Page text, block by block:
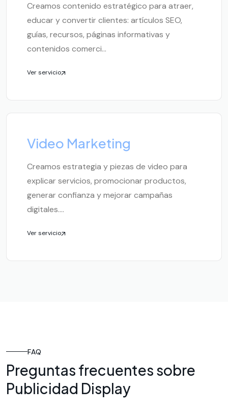
Creamos contenido estratégico para atraer,
educar y convertir clientes: artículos SEO,
guías, recursos, páginas informativas y
contenidos comerci...
Ver servicio
Video Marketing
Creamos estrategia y piezas de video para
explicar servicios, promocionar productos,
generar confianza y mejorar campañas
digitales....
Ver servicio
FAQ
Preguntas frecuentes sobre
Publicidad Display